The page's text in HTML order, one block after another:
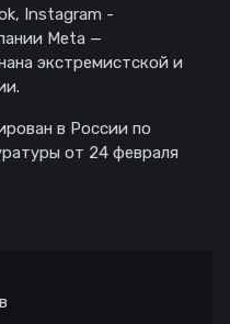
Instagram -
Meta —
экстремистской и
в России по
от 24 февраля